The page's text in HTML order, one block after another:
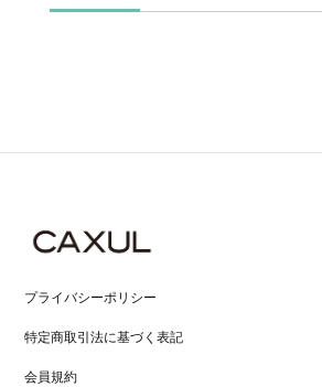
プライバシーポリシー
特定商取引法に基づく表記
会員規約